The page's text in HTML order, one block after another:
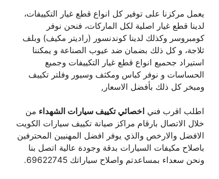
يعمل مركزنا على توفير كل انواع قطع غيار التكييفات،
لدينا قطع غيار اصلية لكل الماركات، فنحن نوفر
كومبروسر وكذلك لدينا كوندنسور (راديتر مكيف) وبلف
ثلاجة، و كل ذلك بضمان ضد عيوب الصناعة و يمكننا
استيراد جحميع انواع قطع غيار التكييفات وجميع
الحساسات و نوفر كباس ومكثف وسيور وفلتر تكييف
ومبخر كل ذلك بأفضل الاسعار,
اطلب اقرب فني اخصائي تكييف سيارات الشهداء من
خلال الاتصال بارقام مراكز صيانة تكييف سيارات الكويت
الافضل والارخص والذي يوفر افضل المهنيين المحترفين
باصلاح مكيفات السيارات بدقة وجودة عالية اتصل بنا
ونحن سعداء بمساعدتم واصلاح سياراتك 69622745.